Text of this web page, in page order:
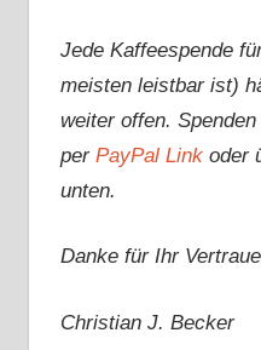
Jede Kaffeespende
meisten leistbar ist)
weiter offen.
per PayPal Linkoder
unten.
Danke für Ihr
Christian J. Becker